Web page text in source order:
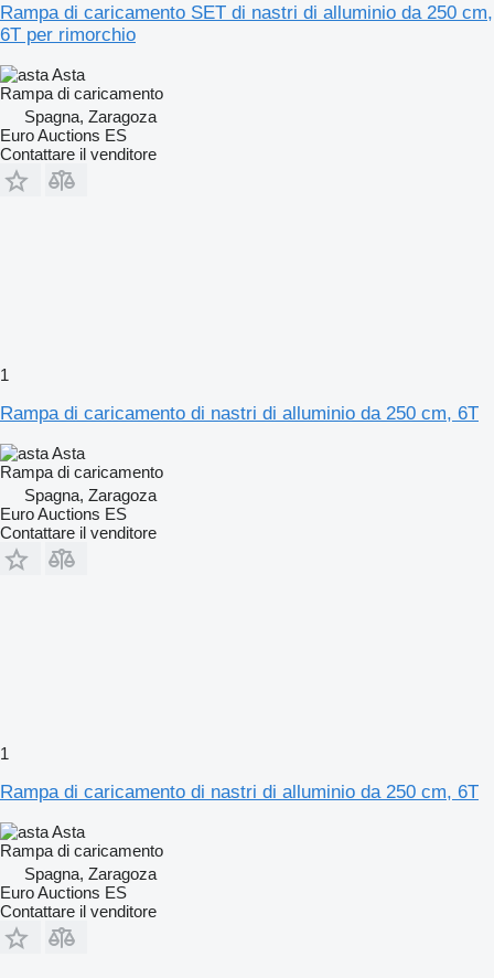
Rampa di caricamento SET di nastri di alluminio da 250 cm,
6T per rimorchio
Asta
Rampa di caricamento
Spagna, Zaragoza
Euro Auctions ES
Contattare il venditore
1
Rampa di caricamento di nastri di alluminio da 250 cm, 6T
Asta
Rampa di caricamento
Spagna, Zaragoza
Euro Auctions ES
Contattare il venditore
1
Rampa di caricamento di nastri di alluminio da 250 cm, 6T
Asta
Rampa di caricamento
Spagna, Zaragoza
Euro Auctions ES
Contattare il venditore